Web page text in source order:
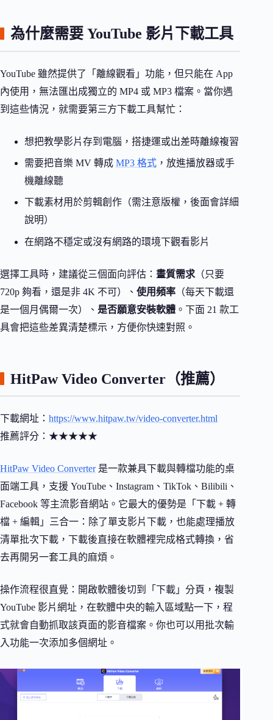
為什麼需要 YouTube 影片下載工具
YouTube 雖然提供了「離線觀看」功能，但只能在 App
內使用，無法匯出成獨立的 MP4 或 MP3 檔案。當你遇
到這些情況，就需要第三方下載工具幫忙：
想把教學影片存到電腦，搭捷運或出差時離線複習
需要把音樂 MV 轉成 MP3 格式 ，放進播放器或手
機離線聽
下載素材用於剪輯創作（需注意版權，後面會詳細
說明）
在網路不穩定或沒有網路的環境下觀看影片
選擇工具時，建議從三個面向評估： 畫質需求 （只要
720p 夠看，還是非 4K 不可）、 使用頻率 （每天下載還
是一個月偶爾一次）、 是否願意安裝軟體 。下面 21 款工
具會把這些差異清楚標示，方便你快速對照。
HitPaw Video Converter（推薦）
下載網址： https://www.hitpaw.tw/video-converter.html
推薦評分：★★★★★
HitPaw Video Converter是一款兼具下載與轉檔功能的桌
面端工具，支援 YouTube、Instagram、TikTok、Bilibili、
Facebook 等主流影音網站。它最大的優勢是「下載 + 轉
檔 + 編輯」三合一：除了單支影片下載，也能處理播放
清單批次下載，下載後直接在軟體裡完成格式轉換，省
去再開另一套工具的麻煩。
操作流程很直覺：開啟軟體後切到「下載」分頁，複製
YouTube 影片網址，在軟體中央的輸入區域點一下，程
式就會自動抓取該頁面的影音檔案。你也可以用批次輸
入功能一次添加多個網址。